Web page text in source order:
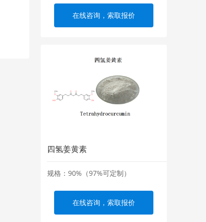
在线咨询，索取报价
四氢姜黄素
规格：90%（97%可定制）
在线咨询，索取报价